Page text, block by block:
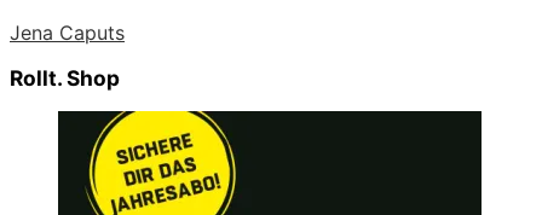
Jena Caputs
Rollt. Shop